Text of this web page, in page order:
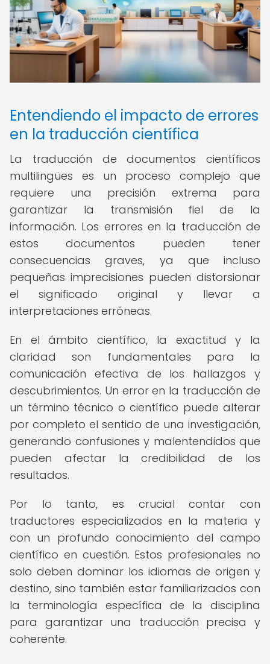
Entendiendo el impacto de errores
en la traducción científica
La traducción de documentos científicos
multilingües es un proceso complejo que
requiere una precisión extrema para
garantizar la transmisión fiel de la
información. Los errores en la traducción de
estos documentos pueden tener
consecuencias graves, ya que incluso
pequeñas imprecisiones pueden distorsionar
el significado original y llevar a
interpretaciones erróneas.
En el ámbito científico, la exactitud y la
claridad son fundamentales para la
comunicación efectiva de los hallazgos y
descubrimientos. Un error en la traducción de
un término técnico o científico puede alterar
por completo el sentido de una investigación,
generando confusiones y malentendidos que
pueden afectar la credibilidad de los
resultados.
Por lo tanto, es crucial contar con
traductores especializados en la materia y
con un profundo conocimiento del campo
científico en cuestión. Estos profesionales no
solo deben dominar los idiomas de origen y
destino, sino también estar familiarizados con
la terminología específica de la disciplina
para garantizar una traducción precisa y
coherente.